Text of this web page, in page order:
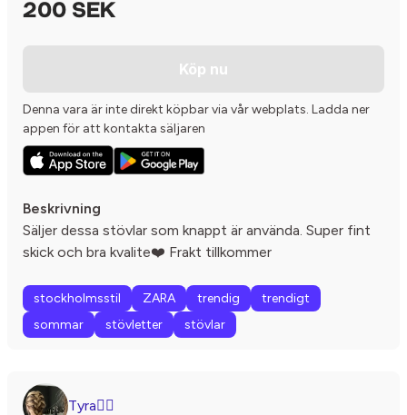
200 SEK
Köp nu
Denna vara är inte direkt köpbar via vår webplats. Ladda ner
appen för att kontakta säljaren
Beskrivning
Säljer dessa stövlar som knappt är använda. Super fint
skick och bra kvalite❤️ Frakt tillkommer
stockholmsstil ZARA trendig
trendigt
sommar
stövletter stövlar
Tyra❤️‍🔥